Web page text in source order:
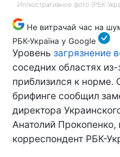
Иллюстративное фото (РБК-
Не витрачай час на
РБК-Україна у Google
Уровень загрязнение
соседних областях
приблизился к норме.
брифинге сообщил
директора
Анатолий Прокопенко,
корреспондент РБК-